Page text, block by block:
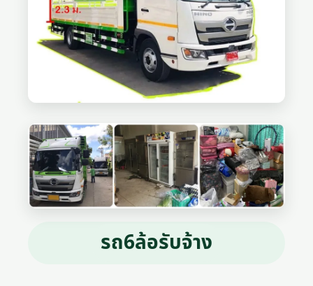
รถ6ล้อรับจ้าง